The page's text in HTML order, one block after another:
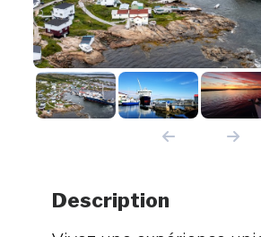
Description